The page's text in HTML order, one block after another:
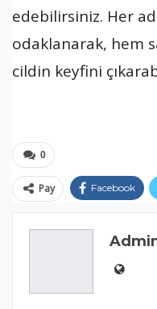
edebilirsiniz. Her
odaklanarak, hem
cildin keyfini
0
Pay Facebook